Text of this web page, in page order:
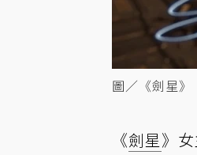
圖／《劍星》
《劍星》